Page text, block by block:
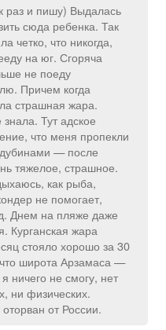
раз и пишу) Выдалась
сюда ребенка. Так
четко, что никогда,
на юг. Сгоряча
не поеду
Причем когда
страшная жара.
Тут адское
что меня пропекли
дубинами — после
тяжелое, страшное.
как рыба,
не помогает,
Днем на пляже даже
Курганская жара
стояло хорошо за 30
широта Арзамаса —
ничего не смогу, нет
ни физических.
от России.